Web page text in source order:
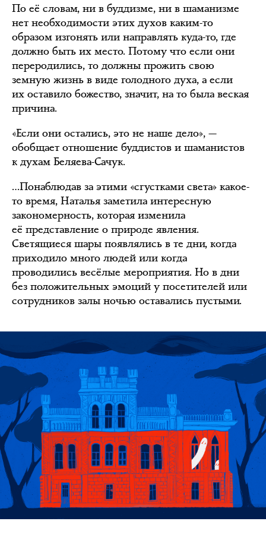
По её словам, ни в буддизме, ни в шаманизме
нет необходимости этих духов каким-то
образом изгонять или направлять куда-то, где
должно быть их место. Потому что если они
переродились, то должны прожить свою
земную жизнь в виде голодного духа, а если
их оставило божество, значит, на то была веская
причина.
«Если они остались, это не наше дело», —
обобщает отношение буддистов и шаманистов
к духам Беляева-Сачук.
…Понаблюдав за этими «сгустками света» какое-
то время, Наталья заметила интересную
закономерность, которая изменила
её представление о природе явления.
Светящиеся шары появлялись в те дни, когда
приходило много людей или когда
проводились весёлые мероприятия. Но в дни
без положительных эмоций у посетителей или
сотрудников залы ночью оставались пустыми.